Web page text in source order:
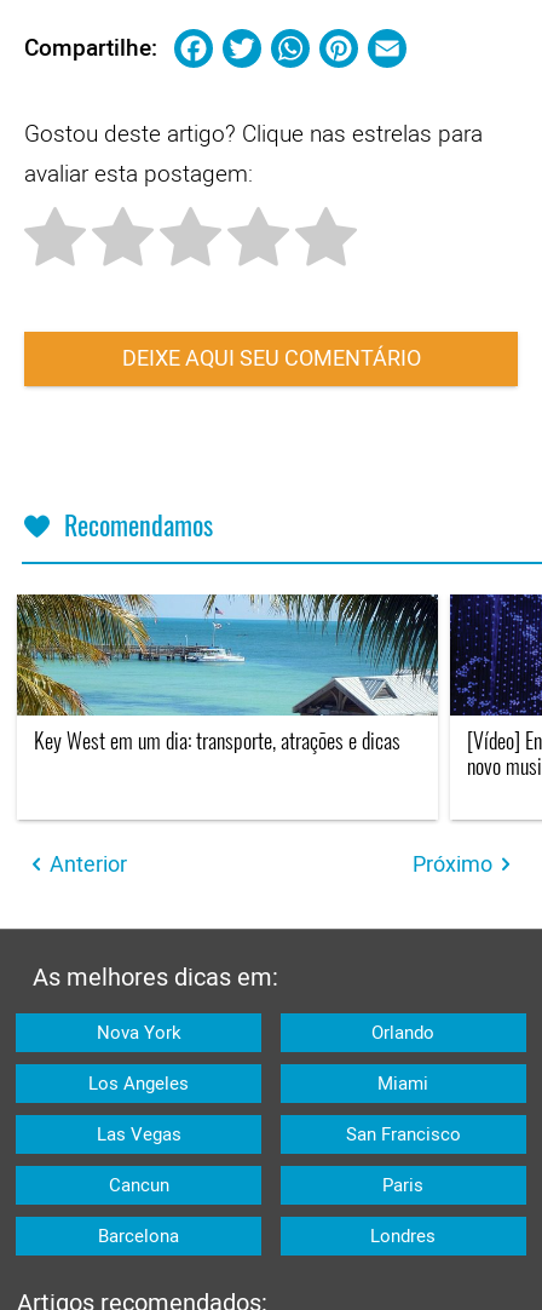
Compartilhe: Facebook
Twitter
WhatsApp
Pinterest
Gostou deste artigo? Clique nas estrelas para
avaliar esta postagem:
DEIXE AQUI SEU COMENTÁRIO
Recomendamos
Key West em um dia: transporte, atrações e dicas
[Vídeo]
novo
Anterior Próximo
As melhores dicas em:
Nova York Orlando
Los Angeles Miami
Las Vegas San Francisco
Cancun Paris
Barcelona Londres
Artigos recomendados: